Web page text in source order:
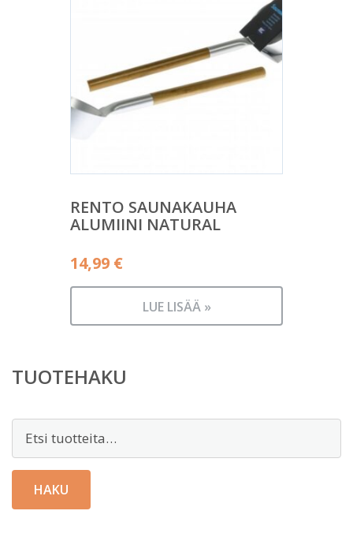
RENTO SAUNAKAUHA
ALUMIINI NATURAL
14,99 €
LUE LISÄÄ »
TUOTEHAKU
Etsi:
HAKU